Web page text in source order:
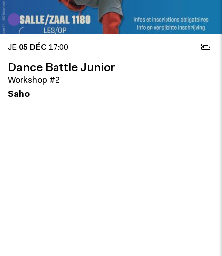
JE 05 DÉC 17:00
Dance Battle Junior
Workshop #2
Saho